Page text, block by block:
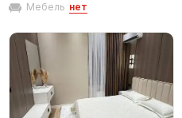
Мебель нет